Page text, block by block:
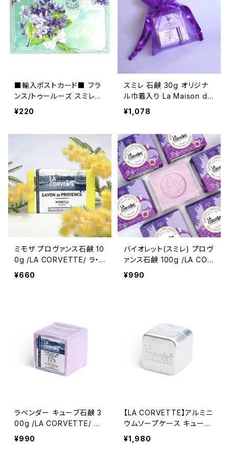
■輸入ポストカード■ フラ
ンス/トゥールーズ スミレの
花束 Toulouse バイオレッ
¥220
スミレ 石鹸 30g オリジナ
ル巾着入り La Maison de
la Violette フランス/トゥー
ルーズ ＜ラ・メゾン・ドゥ・バ
¥1,078
ミモザ プロヴァンス石鹸 10
0g /LA CORVETTE/ ラ・
コルベット ＜フランス製＞
¥660
バイオレット(スミレ) プロヴ
ァンス石鹸 100g /LA COR
VETTE/ ラ・コルベット ＜
¥990
ラベンダー キューブ石鹸 3
00g /LA CORVETTE/ ラ・
コルベット ＜フランス製＞
¥990
【LA CORVETTE】アルミニ
ウムソープケース キューブ
石鹸300g専用 ラ・コルベッ
ト ＜旅行/持ち運び＞
¥1,980